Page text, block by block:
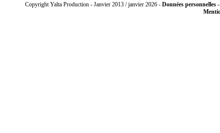
Copyright Yalta Production - Janvier 2013 / janvier 2026 - Données personnelles